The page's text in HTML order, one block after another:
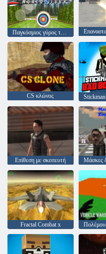
Παγκόσμιος γύρος τοξοβολίας
CS κλώνος
Επίθεση με σκοπευτή
Fractal Combat x